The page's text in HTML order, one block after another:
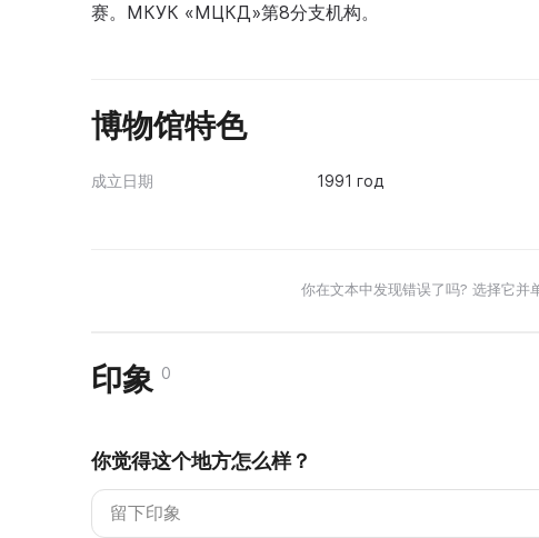
赛。МКУК «МЦКД»第8分支机构。
博物馆特色
成立日期 1991 год
你在文本中发现错误了吗? 选择它并
印象 0
你觉得这个地方怎么样？